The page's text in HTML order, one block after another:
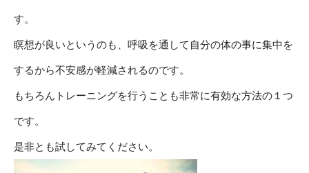
す。
瞑想が良いというのも、呼吸を通して自分の体の事に集中を
するから不安感が軽減されるのです。
もちろんトレーニングを行うことも非常に有効な方法の１つ
です。
是非とも試してみてください。